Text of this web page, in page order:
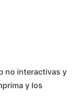
no interactivas y
y los